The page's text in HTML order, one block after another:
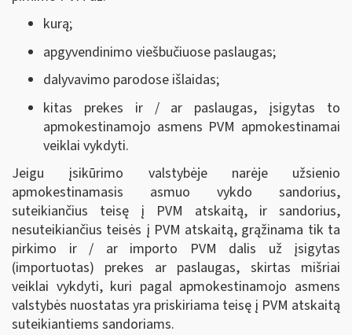
kurą;
apgyvendinimo viešbučiuose paslaugas;
dalyvavimo parodose išlaidas;
kitas prekes ir / ar paslaugas, įsigytas to
apmokestinamojo asmens PVM apmokestinamai
veiklai vykdyti.
Jeigu įsikūrimo valstybėje narėje užsienio
apmokestinamasis asmuo vykdo sandorius,
suteikiančius teisę į PVM atskaitą, ir sandorius,
nesuteikiančius teisės į PVM atskaitą, grąžinama tik ta
pirkimo ir / ar importo PVM dalis už įsigytas
(importuotas) prekes ar paslaugas, skirtas mišriai
veiklai vykdyti, kuri pagal apmokestinamojo asmens
valstybės nuostatas yra priskiriama teisę į PVM atskaitą
suteikiantiems sandoriams.